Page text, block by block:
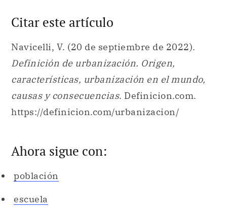
Citar este artículo
Navicelli, V. (20 de septiembre de 2022).
Definición de urbanización. Origen,
características, urbanización en el mundo,
causas y consecuencias. Definicion.com.
https://definicion.com/urbanizacion/
Ahora sigue con:
población
escuela